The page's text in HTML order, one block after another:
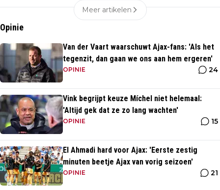
Meer artikelen
Opinie
Van der Vaart waarschuwt Ajax-fans: 'Als het
tegenzit, dan gaan we ons aan hem ergeren'
OPINIE 24
Vink begrijpt keuze Míchel niet helemaal:
'Altijd gek dat ze zo lang wachten'
OPINIE 15
El Ahmadi hard voor Ajax: 'Eerste zestig
minuten beetje Ajax van vorig seizoen'
OPINIE 21